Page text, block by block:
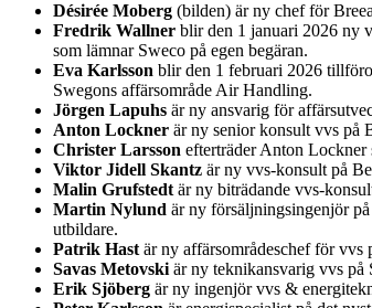
Désirée Moberg (bilden) är ny chef för
Fredrik Wallner blir den 1 januari 2026 ny
som lämnar Sweco på egen begäran.
Eva Karlsson blir den 1 februari 2026
Swegons affärsområde Air Handling.
Jörgen Lapuhs är ny ansvarig för
Anton Lockner är ny senior konsult vvs på
Christer Larsson efterträder Anton Lockner
Viktor Jidell Skantz är ny vvs-konsult på
Malin Grufstedt är ny biträdande vvs-
Martin Nylund är ny försäljningsingenjör
utbildare.
Patrik Hast är ny affärsområdeschef för
Savas Metovski är ny teknikansvarig vvs
Erik Sjöberg är ny ingenjör vvs &